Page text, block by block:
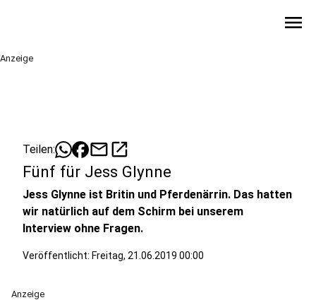
menu
Anzeige
Teilen: mailopen_in_new
Fünf für Jess Glynne
Jess Glynne ist Britin und Pferdenärrin. Das hatten
wir natürlich auf dem Schirm bei unserem
Interview ohne Fragen.
Veröffentlicht: Freitag, 21.06.2019 00:00
Anzeige